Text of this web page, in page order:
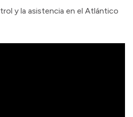
y la asistencia en el Atlántico